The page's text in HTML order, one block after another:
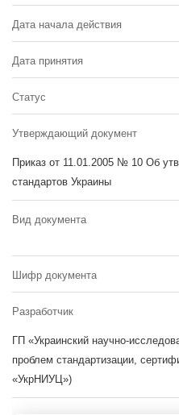
Дата начала действия
Дата принятия
Статус
Утверждающий документ
Приказ от 11.01.2005 № 10 Об
стандартов Украины
Вид документа
Шифр документа
Разработчик
ГП «Украинский научно-
проблем стандартизации,
«УкрНИУЦ»)